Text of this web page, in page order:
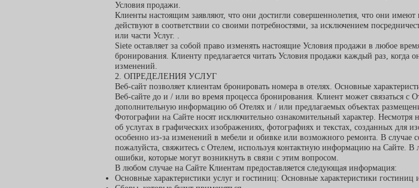
Условия продажи.
Клиенты настоящим заявляют, что они достигли совершеннолетия, что они
действуют в соответствии со своими потребностями, за исключением
или части Услуг. .
Siete оставляет за собой право изменять настоящие Условия продажи в любое
бронирования. Клиенту предлагается читать Условия продажи каждый раз,
изменений.
2. ОПРЕДЕЛЕНИЯ УСЛУГ
Веб-сайт позволяет клиентам бронировать номера в отелях. Основные
Веб-сайте до и / или во время процесса бронирования. Клиент может связаться
дополнительную информацию об Отелях и / или предлагаемых объектах
Фотографии на Сайте носят исключительно ознакомительный характер. Несмотря
об услугах в графических изображениях, фотографиях и текстах, созданных для
особенно из-за изменений в мебели и обивке или возможного ремонта. В
пожалуйста, свяжитесь с Отелем, используя контактную информацию на Сайте. В
ошибки, которые могут возникнуть в связи с этим вопросом.
В любом случае на Сайте Клиентам предоставляется следующая информация:
Основные характеристики услуг и гостиниц: Основные характеристики гостиниц